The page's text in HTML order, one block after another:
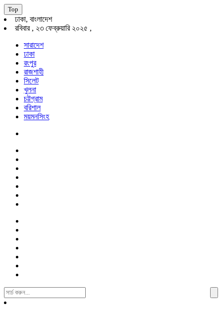
Top
ঢাকা, বাংলাদেশ
রবিবার , ২৩ ফেব্রুয়ারি ২০২৫ ,
সারাদেশ
ঢাকা
রংপুর
রাজশাহী
সিলেট
খুলনা
চট্টগ্রাম
বরিশাল
ময়মনসিংহ
Search
For: